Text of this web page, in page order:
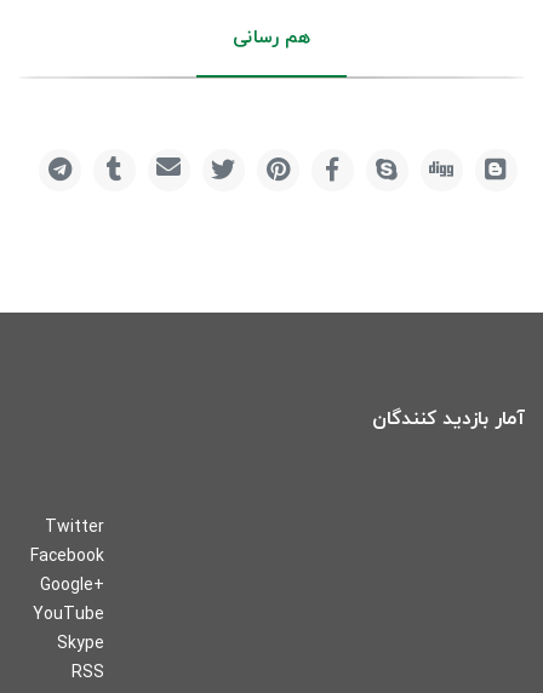
هم رسانی
آمار بازدید کنندگان
Twitter
Facebook
Google+
YouTube
Skype
RSS